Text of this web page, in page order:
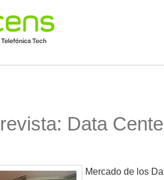
Data
Mercado de los